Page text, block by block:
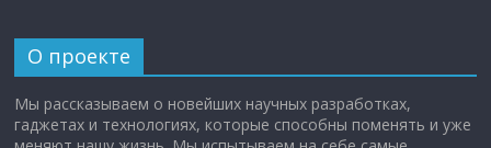
О проекте
Мы рассказываем о новейших научных разработках,
гаджетах и технологиях, которые способны поменять и уже